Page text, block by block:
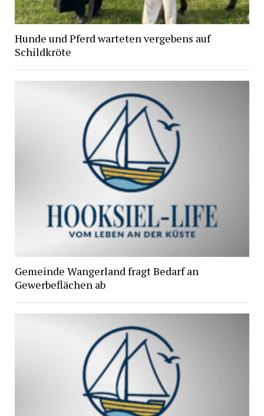
Hunde und Pferd warteten vergebens auf
Schildkröte
Gemeinde Wangerland fragt Bedarf an
Gewerbeflächen ab